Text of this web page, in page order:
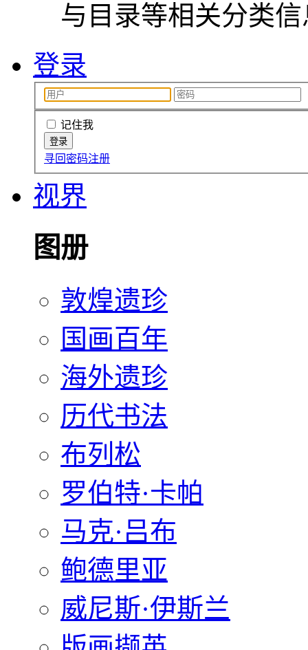
与目录等相关分类
登录
记住我
寻回密码注册
视界
图册
敦煌遗珍
国画百年
海外遗珍
历代书法
布列松
罗伯特·卡帕
马克·吕布
鲍德里亚
威尼斯·伊斯兰